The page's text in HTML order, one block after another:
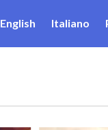
English Italiano